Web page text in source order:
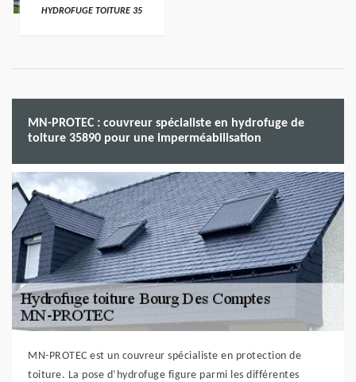
HYDROFUGE TOITURE 35
MN-PROTEC : couvreur spécialiste en hydrofuge de
toiture 35890 pour une imperméabilisation
MN-PROTEC est un couvreur spécialiste en protection de
toiture. La pose d’hydrofuge figure parmi les différentes